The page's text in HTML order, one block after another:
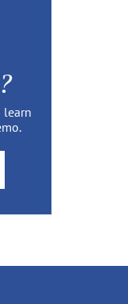
learn